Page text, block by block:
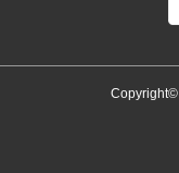
Copyright©